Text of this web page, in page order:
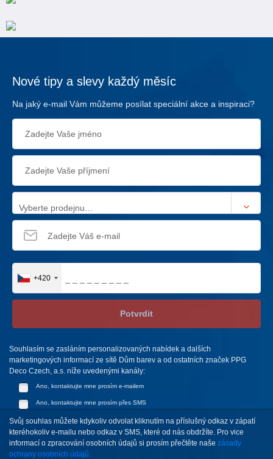
Nové tipy a slevy každý měsíc
Na jaký e-mail Vám můžeme posílat speciální akce a inspiraci?
Vyberte prodejnu…
+420
Potvrdit
Souhlasím se zasláním personalizovaných nabídek a dalších
marketingových informací ze sítě Dům barev a od ostatních značek PPG
Deco Czech, a.s. níže uvedenými kanály:
Ano, kontaktujte mne prosím e-mailem
Ano, kontaktujte mne prosím přes SMS
Svůj souhlas můžete kdykoliv odvolat kliknutím na příslušný odkaz v zápatí
kteréhokoliv e-mailu nebo odkaz v SMS, které od nás obdržíte. Pro vice
informací o zpracování osobních údajů si prosím přečtěte naše zásady
ochrany osobních údajů.